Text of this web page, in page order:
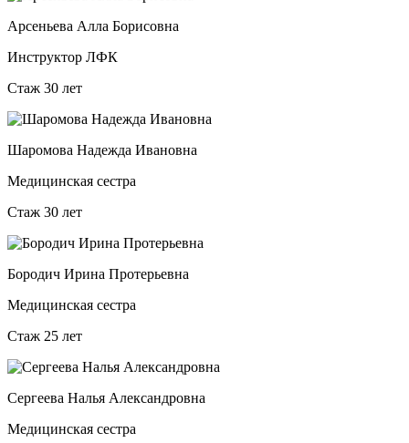
Арсеньева Алла Борисовна
Инструктор ЛФК
Стаж 30 лет
Шаромова Надежда Ивановна
Медицинская сестра
Стаж 30 лет
Бородич Ирина Протерьевна
Медицинская сестра
Стаж 25 лет
Сергеева Налья Александровна
Медицинская сестра